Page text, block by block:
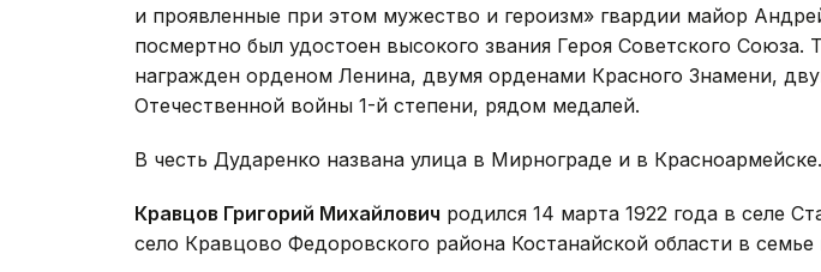
и проявленные при этом мужество и героизм» гвардии майор
посмертно был удостоен высокого звания Героя Советского Союза.
награжден орденом Ленина, двумя орденами Красного Знамени,
Отечественной войны 1-й степени, рядом медалей.
В честь Дударенко названа улица в Мирнограде и в Красноармейске.
Кравцов Григорий Михайлович родился 14 марта 1922 года в селе
село Кравцово Федоровского района Костанайской области в семье